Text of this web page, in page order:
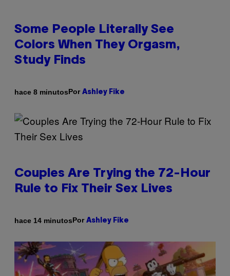
Some People Literally See
Colors When They Orgasm,
Study Finds
hace 8 minutosPor Ashley Fike
Couples Are Trying the 72-Hour
Rule to Fix Their Sex Lives
hace 14 minutosPor Ashley Fike